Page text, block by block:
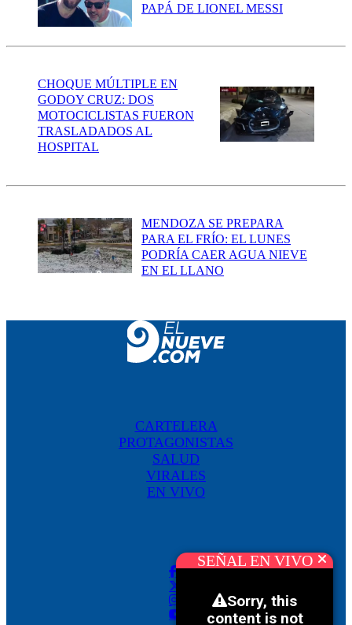
SEÑAL EN VIVO
PAPÁ DE LIONEL MESSI
CHOQUE MÚLTIPLE EN
GODOY CRUZ: DOS
MOTOCICLISTAS FUERON
TRASLADADOS AL
HOSPITAL
MENDOZA SE PREPARA
PARA EL FRÍO: EL LUNES
PODRÍA CAER AGUA NIEVE
EN EL LLANO
CARTELERA
PROTAGONISTAS
SALUD
VIRALES
EN VIVO